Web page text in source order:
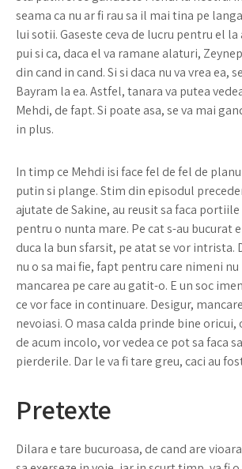
seama ca nu ar fi rau sa il mai tina pe
lui sotii. Gaseste ceva de lucru pentru el la
pui si ca, daca el va ramane alaturi,
din cand in cand. Si si daca nu va vrea ea,
Bayram la ea. Astfel, tanara va putea
Mehdi, de fapt. Si poate asa, se va mai
in plus.
In timp ce Mehdi isi face fel de fel de
putin si plange. Stim din episodul
ajutate de Sakine, au reusit sa faca
pentru o nunta mare. Pe cat s-au bucurat
duca la bun sfarsit, pe atat se vor intrista.
nu o sa mai fie, fapt pentru care nimeni
mancarea pe care au gatit-o. E un soc
ce vor face in continuare. Desigur,
nevoiasi. O masa calda prinde bine
de acum incolo, vor vedea ce pot sa faca
pierderile. Dar le va fi tare greu, caci au
Pretexte
Dilara e tare bucuroasa, de cand are